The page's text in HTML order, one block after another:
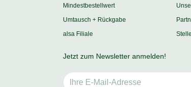
Mindestbestellwert
Umtausch + Rückgabe
alsa Filiale
Jetzt zum Newsletter anmelden!